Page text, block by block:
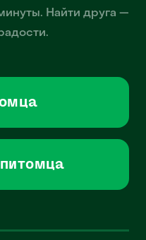
Найти друга —